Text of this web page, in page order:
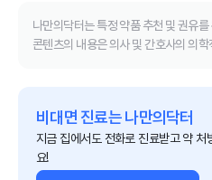
나만의닥터는 특정 약품 추천 및 권유
콘텐츠의 내용은 의사 및 간호사의 의
비대면 진료는 나만의닥터
지금 집에서도 전화로 진료받고 약 처
요!